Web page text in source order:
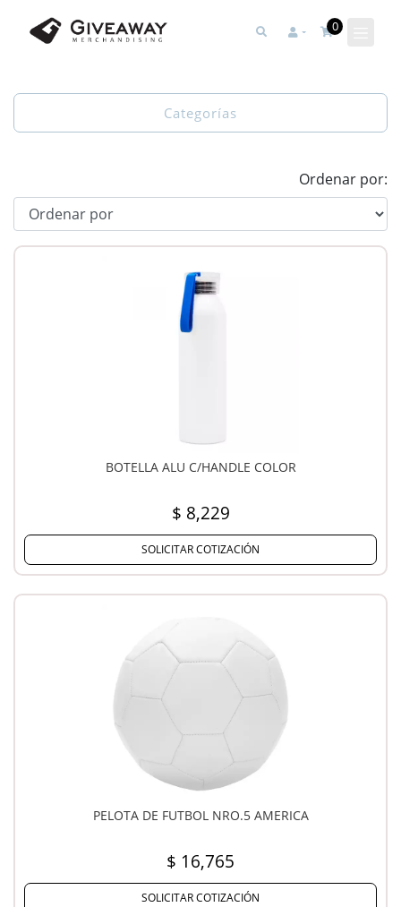
0
Categorías
Ordenar por:
BOTELLA ALU C/HANDLE COLOR
$ 8,229
SOLICITAR COTIZACIÓN
PELOTA DE FUTBOL NRO.5 AMERICA
$ 16,765
SOLICITAR COTIZACIÓN